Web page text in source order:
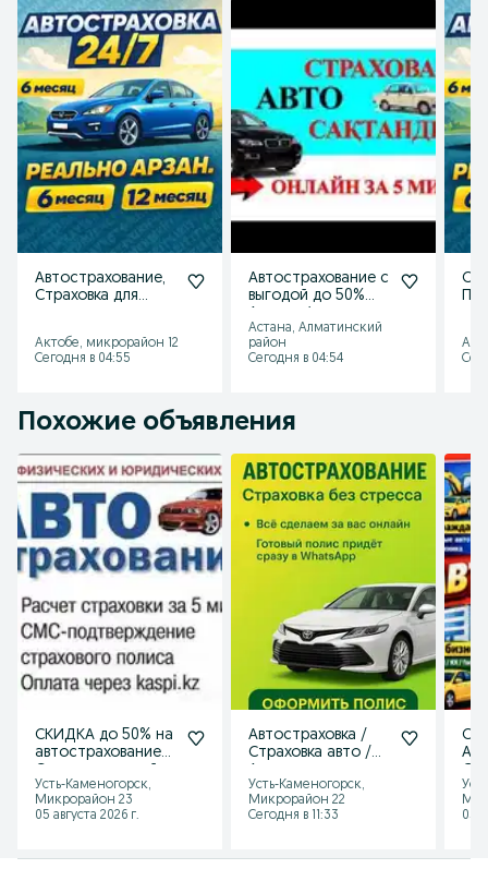
Автострахование,
Страховка для
автомобиля.
Актобе, микрорайон 12
Сегодня в 04:55
Автострахование с
выгодой до 50%
сақтандыруы —
жеңілдіктер!
Астана, Алматинский
район
Сегодня в 04:54
Похожие объявления
СКИДКА до 50% на
автострахование
24/7 ТРАНЗИТ РУС
АРМ
Усть-Каменогорск,
Микрорайон 23
05 августа 2026 г.
Автостраховка /
Страховка авто /
Онлайн 24/7!
Усть-Каменогорск,
Микрорайон 22
Сегодня в 11:33
05